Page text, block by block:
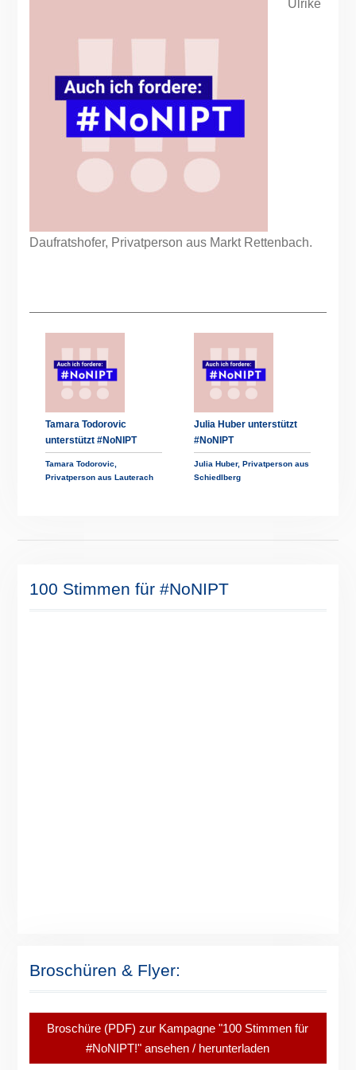
Ulrike
Daufratshofer, Privatperson aus Markt Rettenbach.
Tamara Todorovic
unterstützt #NoNIPT
Tamara Todorovic,
Privatperson aus Lauterach
Julia Huber unterstützt
#NoNIPT
Julia Huber, Privatperson aus
Schiedlberg
100 Stimmen für #NoNIPT
Broschüren & Flyer:
Broschüre (PDF) zur Kampagne "100 Stimmen für
#NoNIPT!" ansehen / herunterladen